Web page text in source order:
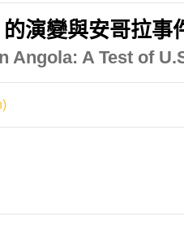
演變與安哥拉事
Angola: A Test of